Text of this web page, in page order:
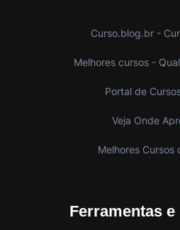
Curso.blog.br -
Melhores cursos -
Portal de
Veja Onde
Melhores Cursos
Ferramentas